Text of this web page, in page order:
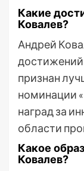
Какие
Ковалев?
Андрей
достижений
признан
номинации
наград за
области
Какое
Ковалев?